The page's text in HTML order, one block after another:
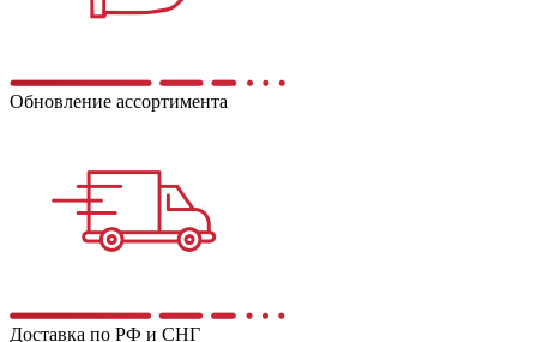
Обновление ассортимента
Доставка по РФ и СНГ